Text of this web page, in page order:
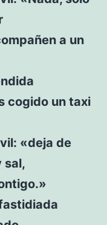
a un
cogido un taxi
«deja de
sal,